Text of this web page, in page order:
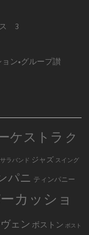
ス 3
ン•グループ讃
ケストラ ク
サラバンド ジャズ スイング
パニ ティンパニー
カッショ
ェン ボストン ボスト